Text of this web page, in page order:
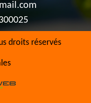
droits réservés